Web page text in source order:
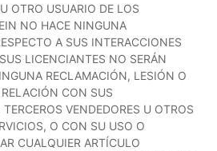
OTRO USUARIO DE LOS
NO HACE NINGUNA
A SUS INTERACCIONES
LICENCIANTES NO SERÁN
RECLAMACIÓN, LESIÓN O
CON SUS
VENDEDORES U OTROS
O CON SU USO O
CUALQUIER ARTÍCULO